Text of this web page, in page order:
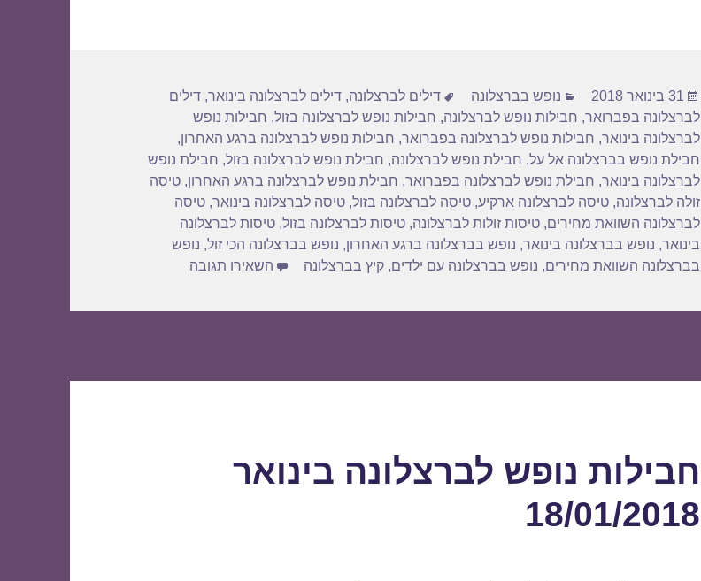
o
o
k
o
n
פורסם
בתאריך
31 בינואר 2018 קטגוריות
נופש בברצלונה תגיות
דילים לברצלונה,דילים לברצלונה בינואר,דילים
לברצלונה בפברואר, חבילות נופש לברצלונה, חבילות נופש לברצלונה בזול, חבילות נופש
לברצלונה בינואר, חבילות נופש לברצלונה בפברואר, חבילות נופש לברצלונה ברגע האחרון,
חבילת נופש בברצלונה אל על, חבילת נופש לברצלונה, חבילת נופש לברצלונה בזול, חבילת נופש
לברצלונה בינואר, חבילת נופש לברצלונה בפברואר, חבילת נופש לברצלונה ברגע האחרון,טיסה
זולה לברצלונה,טיסה לברצלונה ארקיע,טיסה לברצלונה בזול,טיסה לברצלונה בינואר,טיסה
לברצלונה השוואת מחירים,טיסות זולות לברצלונה,טיסות לברצלונה בזול,טיסות לברצלונה
בינואר, נופש בברצלונה בינואר, נופש בברצלונה ברגע האחרון, נופש בברצלונה הכי זול, נופש
בברצלונה השוואת מחירים, נופש בברצלונה עם ילדים,קיץ בברצלונה השאירו תגובה
חבילות נופש לברצלונה בינואר
18/01/2018